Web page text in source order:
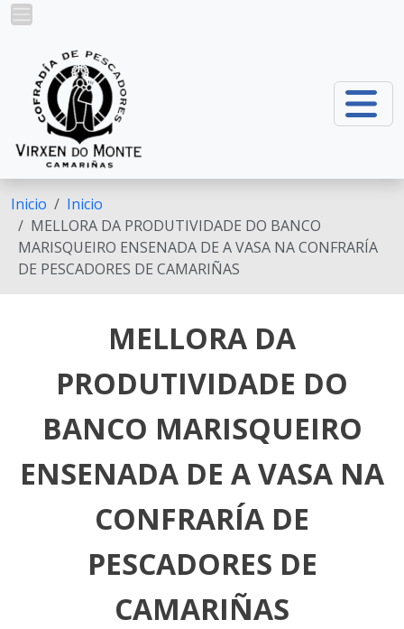
Pasar al contenido principal
Inicio
Inicio
MELLORA DA PRODUTIVIDADE DO BANCO
MARISQUEIRO ENSENADA DE A VASA NA CONFRARÍA
DE PESCADORES DE CAMARIÑAS
MELLORA DA
PRODUTIVIDADE DO
BANCO MARISQUEIRO
ENSENADA DE A VASA NA
CONFRARÍA DE
PESCADORES DE
CAMARIÑAS